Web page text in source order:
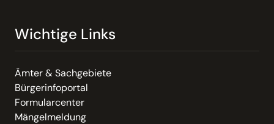
Wichtige Links
Ämter & Sachgebiete
Bürgerinfoportal
Formularcenter
Mängelmeldung